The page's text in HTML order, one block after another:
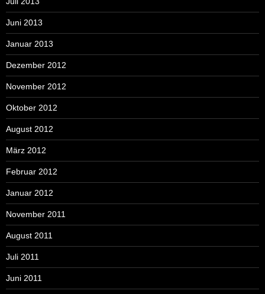
Juni 2013
Januar 2013
Dezember 2012
November 2012
Oktober 2012
August 2012
März 2012
Februar 2012
Januar 2012
November 2011
August 2011
Juli 2011
Juni 2011